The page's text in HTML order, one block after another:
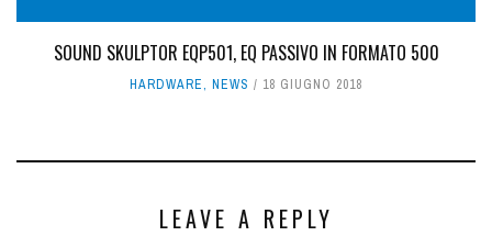
SOUND SKULPTOR EQP501, EQ PASSIVO IN FORMATO 500
HARDWARE, NEWS 18 GIUGNO 2018
LEAVE A REPLY